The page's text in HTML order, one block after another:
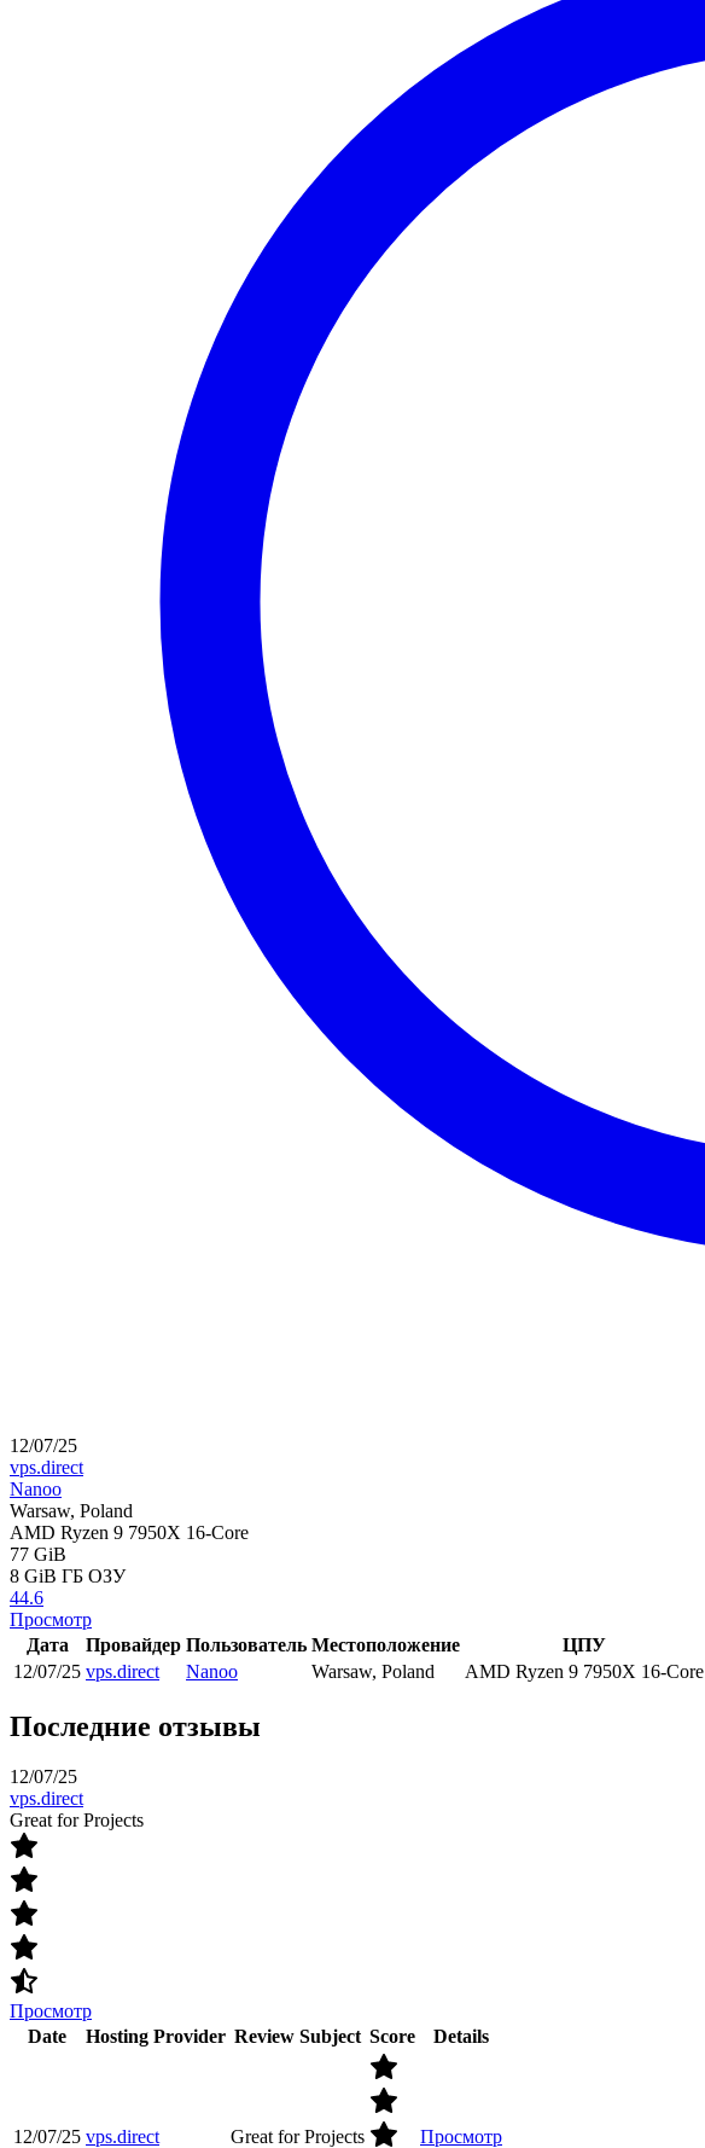
12/07/25
vps.direct
Nanoo
Warsaw, Poland
AMD Ryzen 9 7950X 16-Core
77 GiB
8 GiB ГБ ОЗУ
44.6
Просмотр
Дата
Провайдер Пользователь Местоположение ЦПУ
12/07/25 vps.direct Nanoo Warsaw, Poland AMD Ryzen 9 7950X 16-Core
Последние отзывы
12/07/25
vps.direct
Great for Projects
Просмотр
Date
Hosting Provider Review Subject Score Details
12/07/25 vps.direct Great for Projects Просмотр